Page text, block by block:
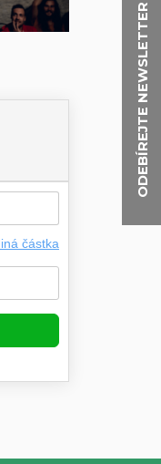
ODEBÍREJTE NEWSLETTER